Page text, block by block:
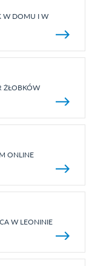
W DOMU I W
ŻŁOBKÓW
ONLINE
W LEONINIE